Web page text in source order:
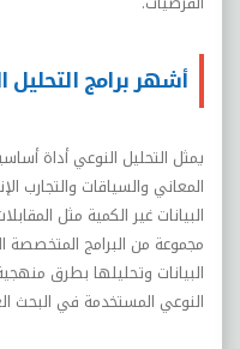
أشهر برامج التحليل
يمثل التحليل النوعي أداة
المعاني والسياقات والتجارب
البيانات غير الكمية مثل
مجموعة من البرامج
البيانات وتحليلها بطرق
النوعي المستخدمة في البحث